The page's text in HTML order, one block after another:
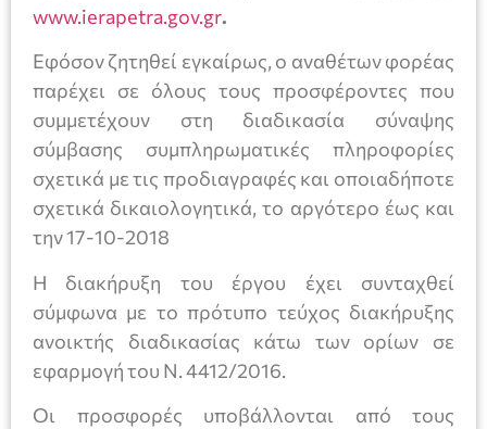
www.ierapetra.gov.gr.
Εφόσον ζητηθεί εγκαίρως, ο αναθέτων φορέας
παρέχει σε όλους τους προσφέροντες που
συμμετέχουν στη διαδικασία σύναψης
σύμβασης συμπληρωματικές πληροφορίες
σχετικά με τις προδιαγραφές και οποιαδήποτε
σχετικά δικαιολογητικά, το αργότερο έως και
την 17-10-2018
Η διακήρυξη του έργου έχει συνταχθεί
σύμφωνα με το πρότυπο τεύχος διακήρυξης
ανοικτής διαδικασίας κάτω των ορίων σε
εφαρμογή του Ν. 4412/2016.
Οι προσφορές υποβάλλονται από τους